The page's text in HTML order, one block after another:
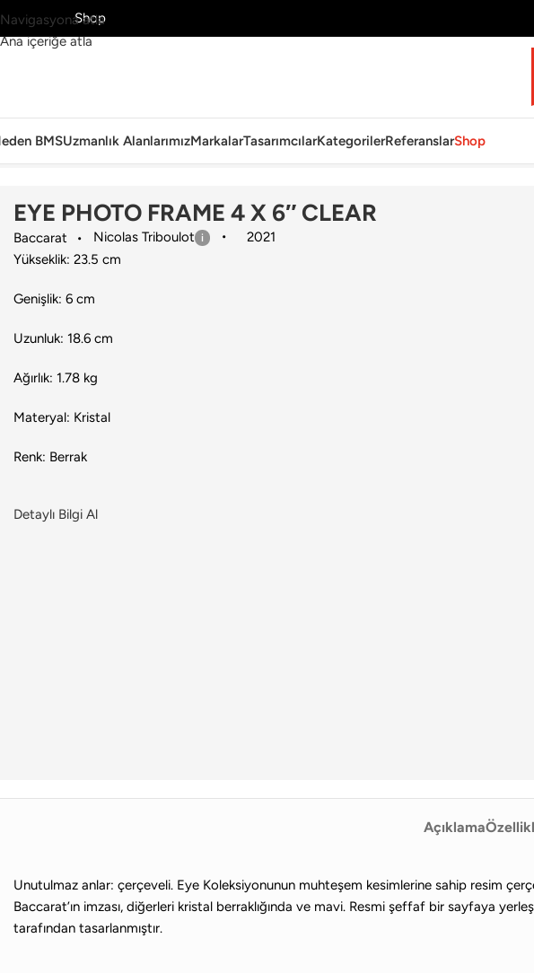
Navigasyona atla
Ana içeriğe atla
KeşfetShop
BMSUzmanlık AlanlarımızMarkalarTasarımcılarKategorilerReferanslarShop
Ana Sayfa›Aksesuar›Çerçeve›Baccarat›EYE PHOTO FRAME 4 X 6″ CLEAR
EYE PHOTO FRAME 4 X 6″ CLEAR
Baccarat Nicolas Triboulot
2021
Yükseklik: 23.5 cm
Genişlik: 6 cm
Uzunluk: 18.6 cm
Ağırlık: 1.78 kg
Materyal: Kristal
Renk: Berrak
Detaylı Bilgi Al
Açıklama
Unutulmaz anlar: çerçeveli. Eye Koleksiyonunun muhteşem kesimlerine sahip resim
Baccarat’ın imzası, diğerleri kristal berraklığında ve mavi. Resmi şeffaf bir sayfaya
tarafından tasarlanmıştır.